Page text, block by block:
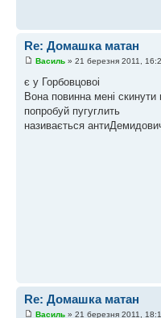
Re: Домашка матан
Василь » 21 березня 2011,
є у Горбовцовоі
Вона повинна мені
попробуй пугуглить
називається
Re: Домашка матан
Василь » 21 березня 2011,